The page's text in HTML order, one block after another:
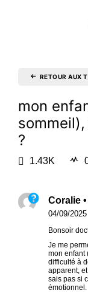
RETOUR AUX
mon enfant dort mal (trouble du
?
1.43K
Coralie •
04/09/2025
Bonsoir
Je me
mon enfant
difficulté à
apparent,
sais pas si
émotionnel.